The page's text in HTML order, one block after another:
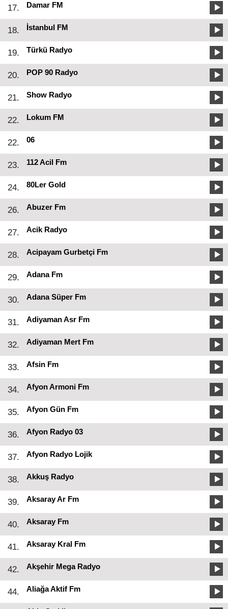
17. Damar FM
18. İstanbul FM
19. Türkü Radyo
20. POP 90 Radyo
21. Show Radyo
22. Lokum FM
22. 06
23. 112 Acil Fm
24. 80Ler Gold
26. Abuzer Fm
27. Acik Radyo
28. Acipayam Gurbetçi Fm
29. Adana Fm
30. Adana Süper Fm
31. Adiyaman Asr Fm
32. Adiyaman Mert Fm
33. Afsin Fm
34. Afyon Armoni Fm
35. Afyon Gün Fm
36. Afyon Radyo 03
37. Afyon Radyo Lojik
38. Akkuş Radyo
39. Aksaray Ar Fm
40. Aksaray Fm
41. Aksaray Kral Fm
42. Akşehir Mega Radyo
44. Aliağa Aktif Fm